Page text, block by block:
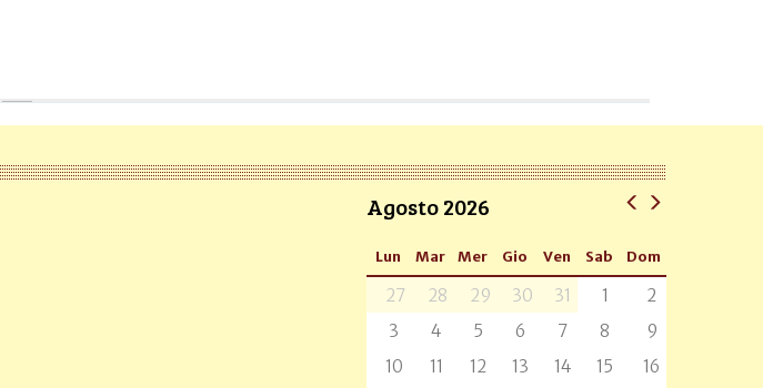
Agosto 2026
Lun Mar Mer Gio Ven Sab Dom
27 28 29 30 31 1
2
3
4 5 6 7 8
9
10
11 12 13 14 15
16